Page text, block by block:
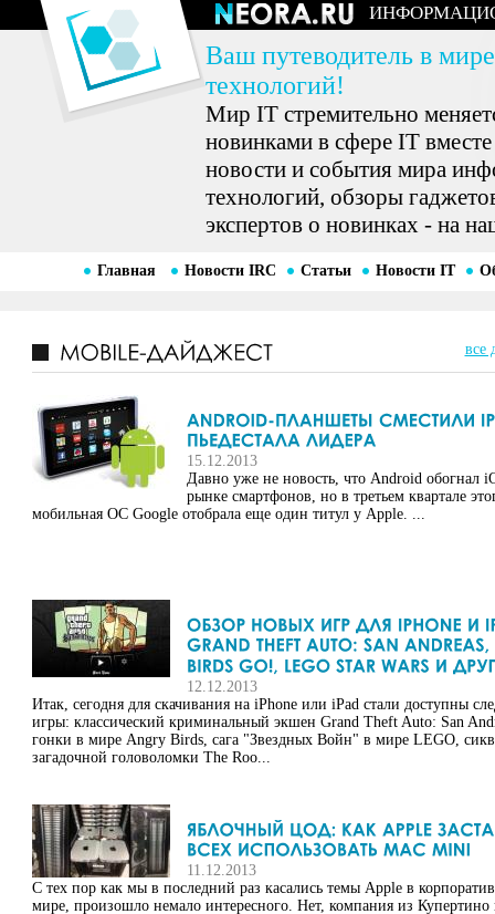
Ваш путеводитель в
технологий!
Мир IT стремительно
новинками в сфере IT
новости и события мира
технологий, обзоры
экспертов о новинках - на
Главная Новости IRC Статьи Новости IT
все
15.12.2013
Давно уже не новость, что Android обогнал
рынке смартфонов, но в третьем квартале
мобильная ОС Google отобрала еще один титул у Apple. ...
12.12.2013
Итак, сегодня для скачивания на iPhone или iPad стали доступны
игры: классический криминальный экшен Grand Theft Auto: San
гонки в мире Angry Birds, сага "Звездных Войн" в мире LEGO,
загадочной головоломки The Roo...
11.12.2013
С тех пор как мы в последний раз касались темы Apple в
мире, произошло немало интересного. Нет, компания из Купертино